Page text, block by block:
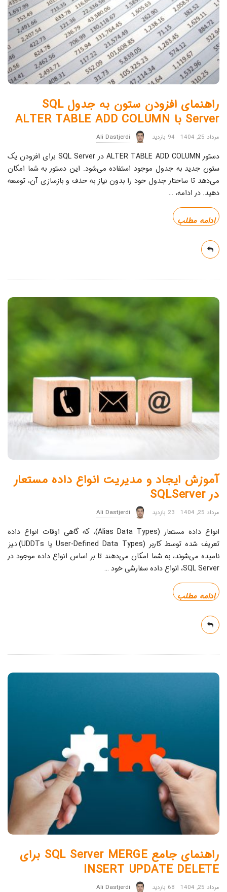
راهنمای افزودن ستون به جدول SQL
Server با ALTER TABLE ADD COLUMN
مرداد 25, 1404 94 بازدید Ali Dastjerdi
دستور ALTER TABLE ADD COLUMN در SQL Server برای افزودن یک
ستون جدید به جدول موجود استفاده می‌شود. این دستور به شما امکان
می‌دهد تا ساختار جدول خود را بدون نیاز به حذف و بازسازی آن، توسعه
دهید. در ادامه، …
ادامه مطلب
آموزش ایجاد و مدیریت انواع داده مستعار
در SQLServer
مرداد 25, 1404 23 بازدید Ali Dastjerdi
انواع داده مستعار (Alias Data Types)، که گاهی اوقات انواع داده
تعریف شده توسط کاربر (User-Defined Data Types یا UDDTs) نیز
نامیده می‌شوند، به شما امکان می‌دهند تا بر اساس انواع داده موجود در
SQL Server، انواع داده سفارشی خود
…
ادامه مطلب
راهنمای جامع SQL Server MERGE برای
INSERT UPDATE DELETE
مرداد 25, 1404 68 بازدید Ali Dastjerdi